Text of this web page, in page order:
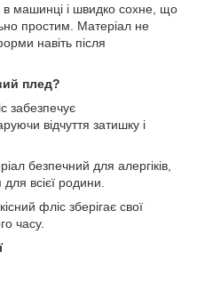
в машинці і швидко сохне, що
простим. Матеріал не
навіть після
плед?
забезпечує
відчуття затишку і
безпечний для алергіків,
всієї родини.
фліс зберігає свої
часу.